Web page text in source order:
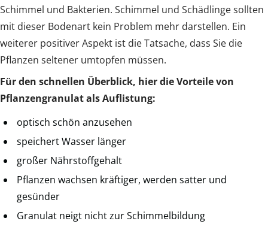
Schimmel und Bakterien. Schimmel und Schädlinge sollten
mit dieser Bodenart kein Problem mehr darstellen. Ein
weiterer positiver Aspekt ist die Tatsache, dass Sie die
Pflanzen seltener umtopfen müssen.
Für den schnellen Überblick, hier die Vorteile von
Pflanzengranulat als Auflistung:
optisch schön anzusehen
speichert Wasser länger
großer Nährstoffgehalt
Pflanzen wachsen kräftiger, werden satter und
gesünder
Granulat neigt nicht zur Schimmelbildung